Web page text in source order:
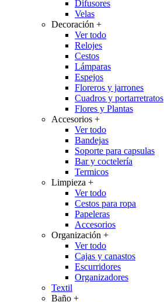
Difusores
Velas
Decoración +
Ver todo
Relojes
Cestos
Lámparas
Espejos
Floreros y jarrones
Cuadros y portarretratos
Flores y Plantas
Accesorios +
Ver todo
Bandejas
Soporte para capsulas
Bar y coctelería
Termicos
Limpieza +
Ver todo
Cestos para ropa
Papeleras
Accesorios
Organización +
Ver todo
Cajas y canastos
Escurridores
Organizadores
Textil
Baño +